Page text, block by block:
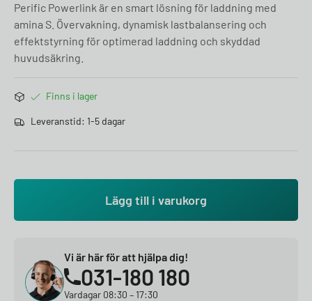
Perific Powerlink är en smart lösning för laddning med
amina S. Övervakning, dynamisk lastbalansering och
effektstyrning för optimerad laddning och skyddad
huvudsäkring.
Finns i lager
Leveranstid: 1-5 dagar
Lägg till i varukorg
Vi är här för att hjälpa dig!
031-180 180
Vardagar 08:30 – 17:30